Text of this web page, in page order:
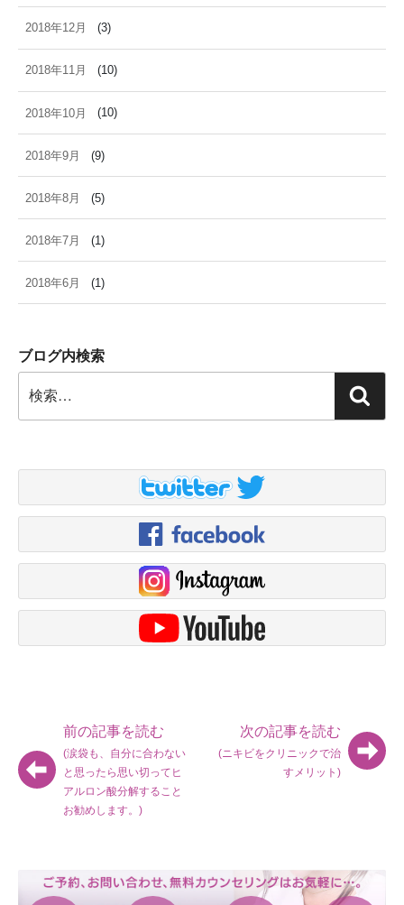
2018年12月 (3)
2018年11月 (10)
2018年10月 (10)
2018年9月 (9)
2018年8月 (5)
2018年7月 (1)
2018年6月 (1)
ブログ内検索
索
前の記事を読む
(涙袋も、自分に合わない
と思ったら思い切ってヒ
アルロン酸分解すること
お勧めします。)
次の記事を読む
(ニキビをクリニックで治
すメリット)